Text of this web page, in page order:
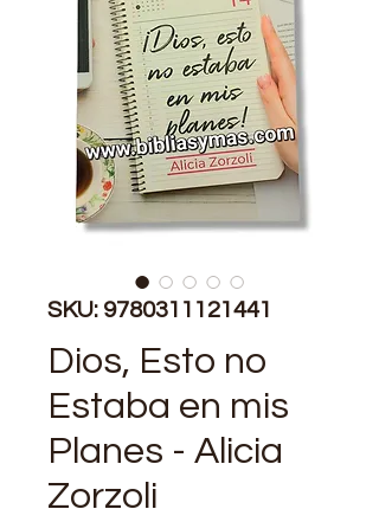
SKU: 9780311121441
Dios, Esto no
Estaba en mis
Planes - Alicia
Zorzoli